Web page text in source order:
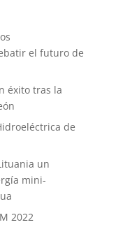
el futuro de
éxito tras la
de
un
mini-
2022